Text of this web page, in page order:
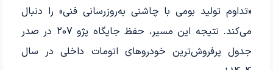
«تداوم تولید بومی با چاشنی به‌روزرسانی فنی» را دنبال
می‌کند. نتیجه این مسیر، حفظ جایگاه پژو 207 در صدر
جدول پرفروش‌ترین خودروهای اتومات داخلی در سال